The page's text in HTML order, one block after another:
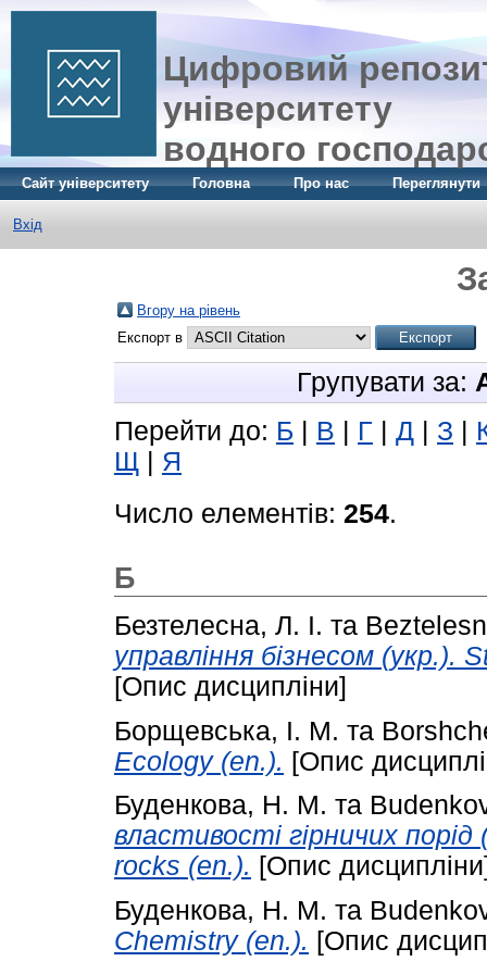
Цифровий
університету
водного
Сайт університету Головна Про нас Переглянути
Вхід
Вгору на рівень
Експорт в
Групувати за:
Перейти до: Б В Г Д З
Щ
Я
Число елементів: 254.
Б
Безтелесна, Л. І. та
управління бізнесом (укр.).
[Опис дисципліни]
Борщевська, І. М. та
Ecology (en.). [Опис
Буденкова, Н. М. та
властивості гірничих
rocks (en.). [Опис
Буденкова, Н. М. та
Сhemistry (en.). [Опис